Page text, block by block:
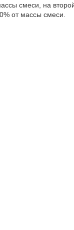
смеси, на
от массы смеси.